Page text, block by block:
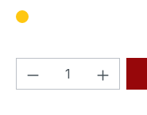
Produkt